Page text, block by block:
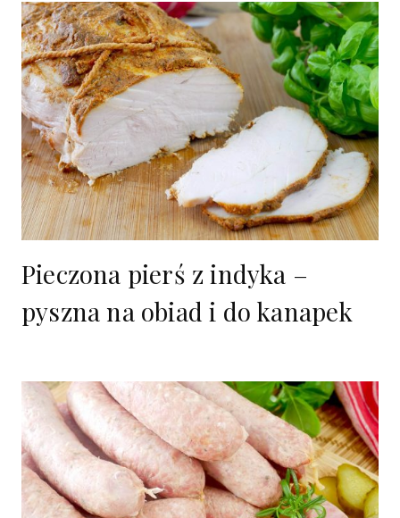
Pieczona pierś z indyka –
pyszna na obiad i do kanapek